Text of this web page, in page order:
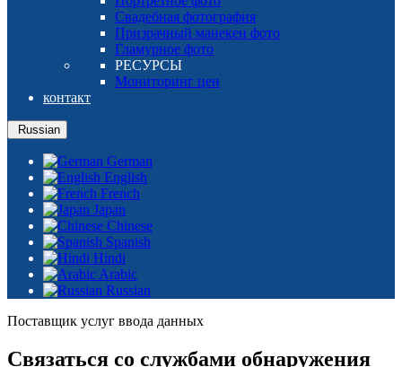
Свадебная фотография
Призрачный манекен фото
Гламурное фото
РЕСУРСЫ
Мониторинг цен
контакт
Russian
German
English
French
Japan
Chinese
Spanish
Hindi
Arabic
Russian
Поставщик услуг ввода данных
Связаться со службами обнаружения